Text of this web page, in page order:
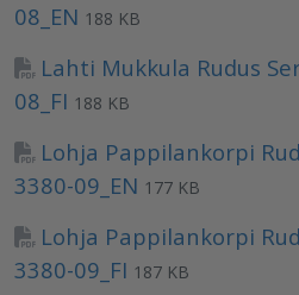
08_EN 188 KB
Lahti Mukkula Rudus
08_FI 188 KB
Lohja Pappilankorpi
3380-09_EN 177 KB
Lohja Pappilankorpi
3380-09_FI 187 KB